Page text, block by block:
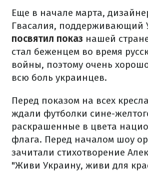
Еще в начале марта,
Гвасалия, поддерживающий
посвятил показ нашей
стал беженцем во время
войны, поэтому очень
всю боль украинцев.
Перед показом на всех
ждали футболки сине-
раскрашенные в цвета
флага. Перед началом шоу
зачитали стихотворение
"Живи Украину, живи для